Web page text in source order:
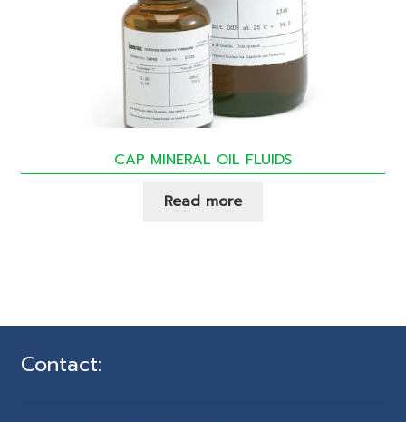
CAP MINERAL OIL FLUIDS
Read more
Contact: